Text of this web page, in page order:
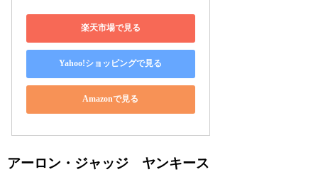
楽天市場で見る
Yahoo!ショッピングで見る
Amazonで見る
アーロン・ジャッジ ヤンキース